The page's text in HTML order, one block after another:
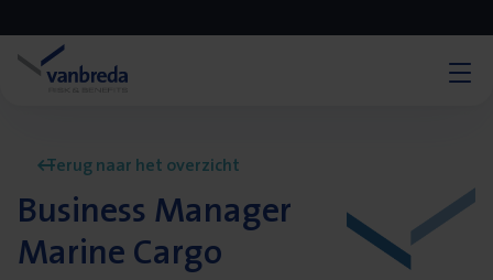
Terug naar het overzicht
Business Manager
Marine Cargo